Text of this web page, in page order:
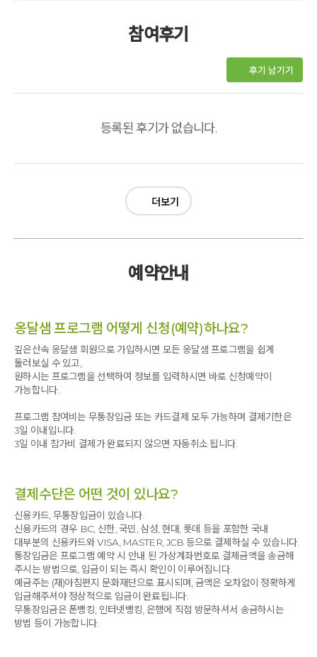
참여후기
후기 남기기
등록된 후기가 없습니다.
더보기
예약안내
옹달샘 프로그램 어떻게 신청(예약)하나요?
깊은산속 옹달샘 회원으로 가입하시면 모든 옹달샘 프로그램을 쉽게
둘러보실 수 있고,
원하시는 프로그램을 선택하여 정보를 입력하시면 바로 신청예약이
가능합니다.
프로그램 참여비는 무통장입금 또는 카드결제 모두 가능하며 결제기한은
3일 이내입니다.
3일 이내 참가비 결제가 완료되지 않으면 자동취소 됩니다.
결제수단은 어떤 것이 있나요?
신용카드, 무통장입금이 있습니다.
신용카드의 경우 BC, 신한, 국민, 삼성, 현대, 롯데 등을 포함한 국내
대부분의 신용카드와 VISA, MASTER, JCB 등으로 결제하실 수 있습니다.
통장입금은 프로그램 예약 시 안내 된 가상계좌번호로 결제금액을 송금해
주시는 방법으로, 입금이 되는 즉시 확인이 이루어집니다.
예금주는 (재)아침편지 문화재단으로 표시되며, 금액은 오차없이 정확하게
입금해주셔야 정상적으로 입금이 완료됩니다.
무통장입금은 폰뱅킹, 인터넷뱅킹, 은행에 직접 방문하셔서 송금하시는
방법 등이 가능합니다.